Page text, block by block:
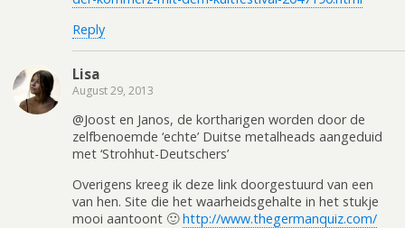
Reply
Lisa
August 29, 2013
@Joost en Janos, de kortharigen worden door de
zelfbenoemde ‘echte’ Duitse metalheads aangeduid
met ‘Strohhut-Deutschers’
Overigens kreeg ik deze link doorgestuurd van een
van hen. Site die het waarheidsgehalte in het stukje
mooi aantoont 🙂http://www.thegermanquiz.com/